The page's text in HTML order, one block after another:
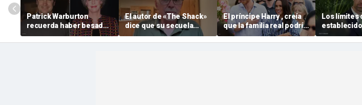
Patrick Warburton
recuerda haber besado
a Carol Burnett cuando
tenía 27 años
El autor de «The Shack»
dice que su secuela
podría desatar otra
polémica en el mundo
El príncipe Harry , creía
que la familia real podría
haberle permitido
desempeñar un papel
Los límites
William